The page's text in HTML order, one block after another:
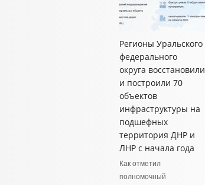
Регионы Уральского
федерального
округа восстановили
и построили 70
объектов
инфраструктуры на
подшефных
территория ДНР и
ЛНР с начала года
Как отметил
полномочный